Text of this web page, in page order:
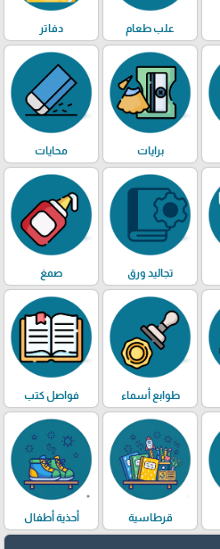
علب طعام دفاتر
برايات محايات
تجاليد ورق صمغ
طوابع أسماء فواصل كتب
قرطاسية أحذية أطفال